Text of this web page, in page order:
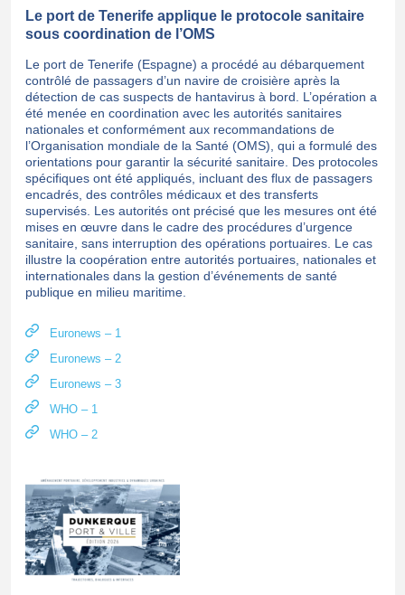
Le port de Tenerife applique le protocole sanitaire
sous coordination de l’OMS
Le port de Tenerife (Espagne) a procédé au débarquement
contrôlé de passagers d’un navire de croisière après la
détection de cas suspects de hantavirus à bord. L’opération a
été menée en coordination avec les autorités sanitaires
nationales et conformément aux recommandations de
l’Organisation mondiale de la Santé (OMS), qui a formulé des
orientations pour garantir la sécurité sanitaire. Des protocoles
spécifiques ont été appliqués, incluant des flux de passagers
encadrés, des contrôles médicaux et des transferts
supervisés. Les autorités ont précisé que les mesures ont été
mises en œuvre dans le cadre des procédures d’urgence
sanitaire, sans interruption des opérations portuaires. Le cas
illustre la coopération entre autorités portuaires, nationales et
internationales dans la gestion d’événements de santé
publique en milieu maritime.
Euronews – 1
Euronews – 2
Euronews – 3
WHO – 1
WHO – 2